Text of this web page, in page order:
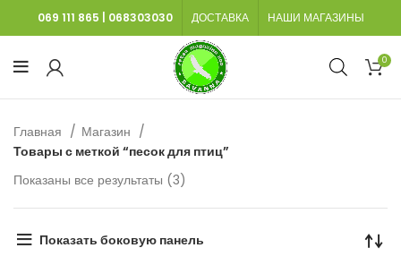
069 111 865 068303030 ДОСТАВКА НАШИ МАГАЗИНЫ
0
Главная
Магазин
Товары с меткой “песок для птиц”
Показаны все результаты (3)
Показать боковую панель